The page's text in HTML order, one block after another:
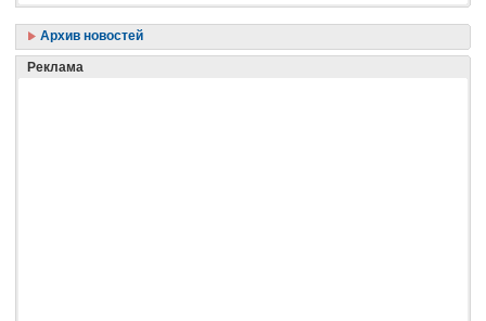
Архив новостей
Реклама